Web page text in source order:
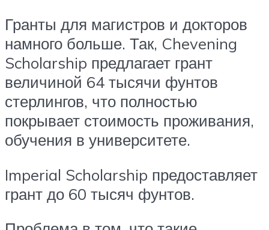
Гранты для магистров и докторов
намного больше. Так, Chevening
Scholarship предлагает грант
величиной 64 тысячи фунтов
стерлингов, что полностью
покрывает стоимость проживания,
обучения в университете.
Imperial Scholarship предоставляет
грант до 60 тысяч фунтов.